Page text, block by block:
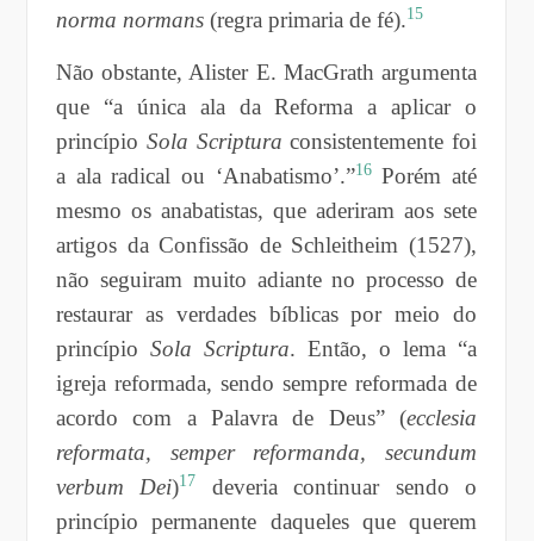
norma normans(regra primaria de fé).15
Não obstante, Alister E. MacGrath argumenta
que “a única ala da Reforma a aplicar o
princípio Sola Scriptura consistentemente foi
a ala radical ou ‘Anabatismo’.”16 Porém até
mesmo os anabatistas, que aderiram aos sete
artigos da Confissão de Schleitheim (1527),
não seguiram muito adiante no processo de
restaurar as verdades bíblicas por meio do
princípio Sola Scriptura. Então, o lema “a
igreja reformada, sendo sempre reformada de
acordo com a Palavra de Deus” (ecclesia
reformata, semper reformanda, secundum
verbum Dei)17
deveria continuar sendo o
princípio permanente daqueles que querem